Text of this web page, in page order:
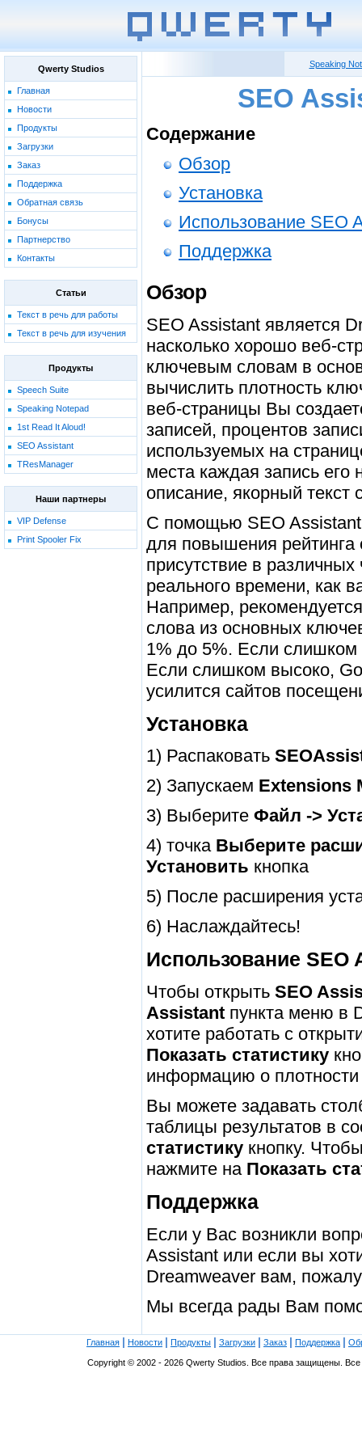
Qwerty Studios
Главная
Новости
Продукты
Загрузки
Заказ
Поддержка
Обратная связь
Бонусы
Партнерство
Контакты
Статьи
Текст в речь для работы
Текст в речь для изучения
Продукты
Speech Suite
Speaking Notepad
1st Read It Aloud!
SEO Assistant
TResManager
Наши партнеры
VIP Defense
Print Spooler Fix
Speaking
SEO
Содержание
Обзор
Установка
Использование SEO
Поддержка
Обзор
SEO Assistant является
насколько хорошо веб-
ключевым словам в
вычислить плотность
веб-страницы Вы
записей, процентов
используемых на
места каждая запись его
описание, якорный
С помощью SEO Assistant
для повышения рейтинга
присутствие в
реального времени, как
Например,
слова из основных
1% до 5%. Если слишком
Если слишком высоко,
усилится сайтов
Установка
1) Распаковать
2) Запускаем Extensions
3) Выберите Файл ->
4) точка Выберите
Установить кнопка
5) После расширения
6) Наслаждайтесь!
Использование SEO
Чтобы открыть SEO
Assistant пункта меню в
хотите работать с
Показать статистику
информацию о
Вы можете задавать
таблицы результатов в
статистику кнопку.
нажмите на Показать
Поддержка
Если у Вас возникли
Assistant или если вы
Dreamweaver вам,
Мы всегда рады Вам
Главная | Новости | Продукты | Загрузки | Заказ | Поддержка |
Copyright © 2002 - 2026 Qwerty Studios. Все права защищены.